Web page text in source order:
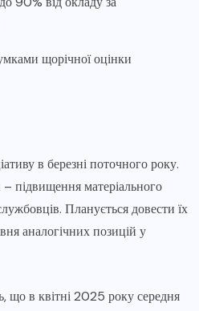
щорічної оцінки
в березні поточного року.
підвищення матеріального
Планується довести їх
аналогічних позицій у
що в квітні 2025 року середня